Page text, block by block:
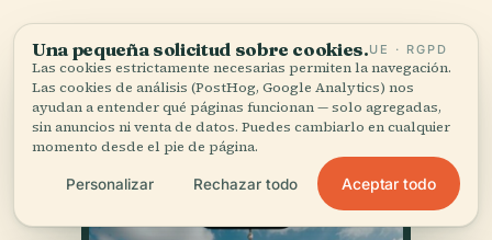
Descargar la app
Únete a más de 50.000 viajeros
Una pequeña solicitud sobre cookies.UE · RGPD
Las cookies estrictamente necesarias permiten la navegación.
Las cookies de análisis (PostHog, Google Analytics) nos
ayudan a entender qué páginas funcionan — solo agregadas,
sin anuncios ni venta de datos. Puedes cambiarlo en cualquier
momento desde el pie de página.
Personalizar Rechazar todo Aceptar todo